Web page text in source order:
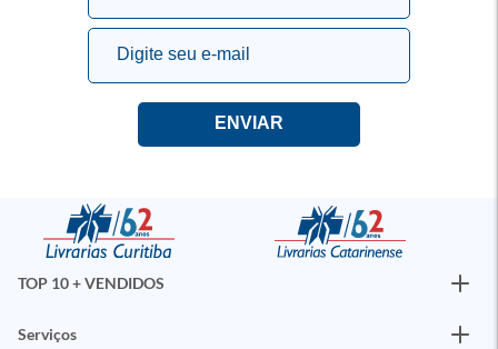
TOP 10 + VENDIDOS
Serviços